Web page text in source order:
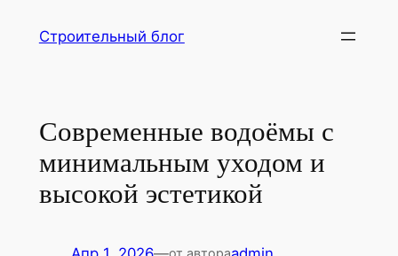
Строительный блог
Современные водоёмы с
минимальным уходом и
высокой эстетикой